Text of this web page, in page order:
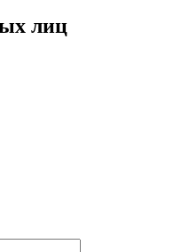
лиц